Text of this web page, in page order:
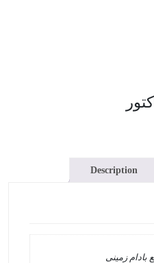
Description
بادام زمینی